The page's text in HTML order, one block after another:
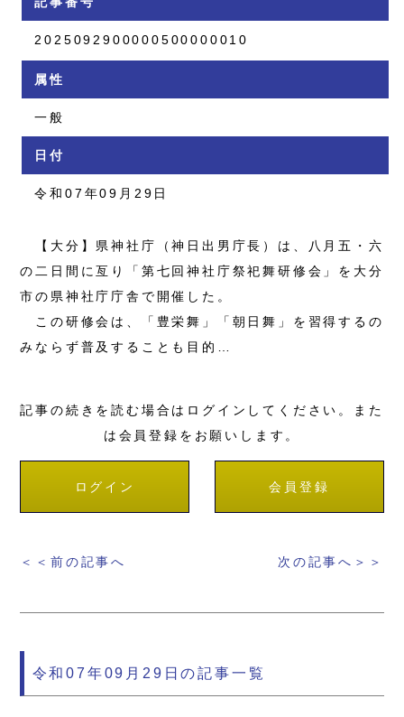
2025092900000500000010
属性
一般
日付
令和07年09月29日
【大分】県神社庁（神日出男庁長）は、八月五・六
の二日間に亙り「第七回神社庁祭祀舞研修会」を大分
市の県神社庁庁舎で開催した。
この研修会は、「豊栄舞」「朝日舞」を習得するの
みならず普及することも目的…
記事の続きを読む場合はログインしてください。また
は会員登録をお願いします。
ログイン 会員登録
＜＜前の記事へ 次の記事へ＞＞
令和07年09月29日の記事一覧